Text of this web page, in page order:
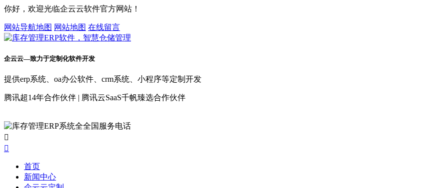
你好，欢迎光临企云云软件官方网站！
网站导航地图 网站地图 在线留言
企云云—致力于定制化软件开发
提供erp系统、oa办公软件、crm系统、小程序等定制开发
腾讯超14年合作伙伴 | 腾讯云SaaS千帆臻选合作伙伴


首页
新闻中心